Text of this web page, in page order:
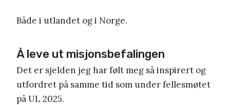
Både i utlandet og i Norge.
Å leve ut misjonsbefalingen
Det er sjelden jeg har følt meg så inspirert og
utfordret på samme tid som under fellesmøtet
på UL 2025.